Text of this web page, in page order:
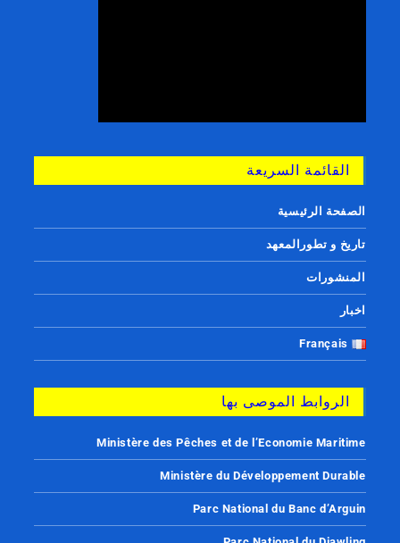
القائمة السريعة
الصفحة الرئيسية
تاريخ و تطورالمعهد
المنشورات
اخبار
Français
الروابط الموصى بها
Ministère des Pêches et de l’Economie Maritime
Ministère du Développement Durable
Parc National du Banc d’Arguin